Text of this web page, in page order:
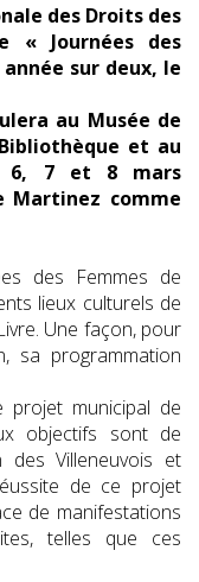
des Droits des
« Journées des
sur deux, le
au Musée de
et au
6, 7 et 8 mars
Martinez comme
des Femmes de
lieux culturels de
Une façon, pour
sa programmation
projet municipal de
objectifs sont de
Villeneuvois et
de ce projet
de manifestations
telles que ces